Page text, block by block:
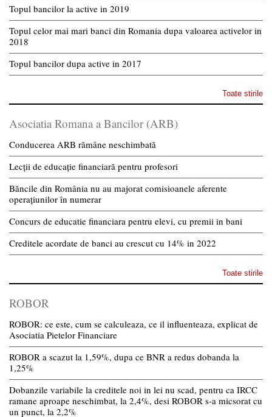
Topul bancilor la active in 2019
Topul celor mai mari banci din Romania dupa valoarea activelor in
2018
Topul bancilor dupa active in 2017
Toate stirile
Asociatia Romana a Bancilor (ARB)
Conducerea ARB rămâne neschimbată
Lecții de educație financiară pentru profesori
Băncile din România nu au majorat comisioanele aferente
operațiunilor în numerar
Concurs de educatie financiara pentru elevi, cu premii in bani
Creditele acordate de banci au crescut cu 14% in 2022
Toate stirile
ROBOR
ROBOR: ce este, cum se calculeaza, ce il influenteaza, explicat de
Asociatia Pietelor Financiare
ROBOR a scazut la 1,59%, dupa ce BNR a redus dobanda la
1,25%
Dobanzile variabile la creditele noi in lei nu scad, pentru ca IRCC
ramane aproape neschimbat, la 2,4%, desi ROBOR s-a micsorat cu
un punct, la 2,2%